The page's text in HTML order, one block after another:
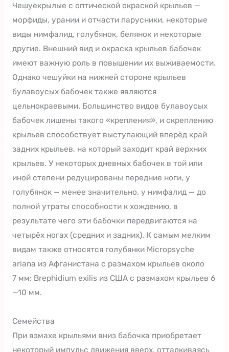
Чешуекрылые с оптической окраской крыльев —
морфиды, урании и отчасти парусники, некоторые
виды нимфалид, голубянок, белянок и некоторые
другие. Внешний вид и окраска крыльев бабочек
имеют важную роль в повышении их выживаемости.
Однако чешуйки на нижней стороне крыльев
булавоусых бабочек также являются
цельнокраевыми. Большинство видов булавоусых
бабочек лишены такого «крепления», и скреплению
крыльев способствует выступающий вперёд край
задних крыльев, на который заходит край верхних
крыльев. У некоторых дневных бабочек в той или
иной степени редуцированы передние ноги, у
голубянок — менее значительно, у нимфалид — до
полной утраты способности к хождению, в
результате чего эти бабочки передвигаются на
четырёх ногах (средних и задних). К самым мелким
видам также относятся голубянки Micropsyche
ariana из Афганистана с размахом крыльев около
7 мм; Brephidium exilis из США с размахом крыльев 6
—10 мм.
Семейства
При взмахе крыльями вниз бабочка приобретает